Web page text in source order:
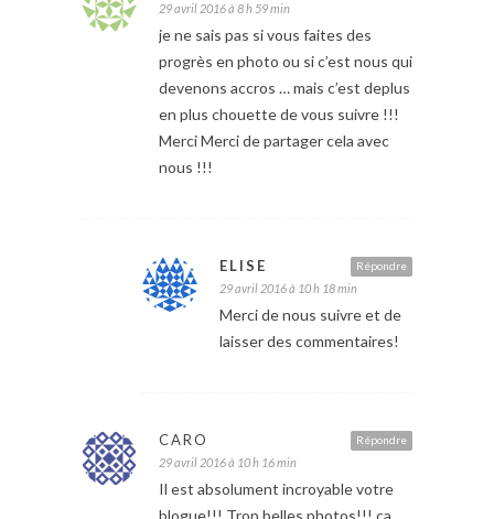
29 avril 2016 à 8 h 59 min
je ne sais pas si vous faites des
progrès en photo ou si c’est nous qui
devenons accros … mais c’est deplus
en plus chouette de vous suivre !!!
Merci Merci de partager cela avec
nous !!!
Répondre
ELISE
29 avril 2016 à 10 h 18 min
Merci de nous suivre et de
laisser des commentaires!
Répondre
CARO
29 avril 2016 à 10 h 16 min
Il est absolument incroyable votre